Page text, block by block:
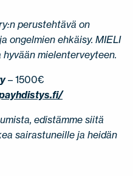
perustehtävä on
ongelmien ehkäisy. MIELI
mielenterveyteen.
– 1500€
edistämme siitä
sairastuneille ja heidän